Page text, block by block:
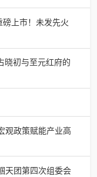
青农妇的30年“草
烁）一根黄河滩上
上市！未发先火
洗剑录》重磅上
武侠热潮（文/梵
晓初与至元红府的
熄，淬炼出无数
百年岁月，成为
大酒店蓝鳍金枪鱼
江苏省苏州市吴中
观政策赋能产业高
限公司隆重举行签
战略规划师。此次
天团第四次组委会